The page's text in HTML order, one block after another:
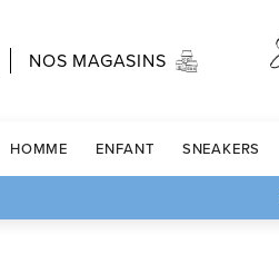
NOS MAGASINS
HOMME ENFANT SNEAKERS